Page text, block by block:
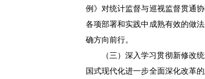
例》对统计监督与巡视监督贯通
各项部署和实践中成熟有效的做
确方向前行。
（三）深入学习贯彻新修改
国式现代化进一步全面深化改革